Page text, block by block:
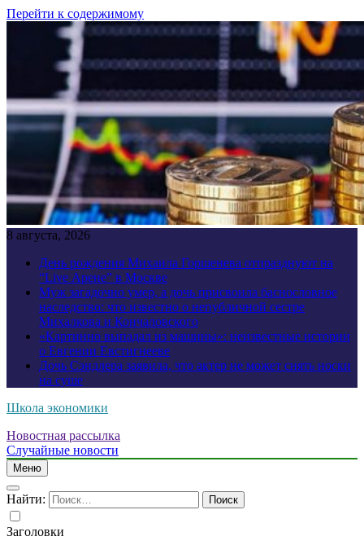
Перейти к содержимому
8 августа, 2026
День рождения Михаила Горшенева отпразднуют на
“Live Арене” в Москве
Муж загадочно умер, а дочь присвоила баснословное
наследство: что известно о непубличной сестре
Михалкова и Кончаловского
«Картинно выпадал из машины»: неизвестные истории
о Евгении Евстигнееве
Дочь Сэндлера заявила, что актер не может снять носки
на суше
Школа экономики
Новостная рассылка
Случайные новости
Меню
Найти:
Заголовки